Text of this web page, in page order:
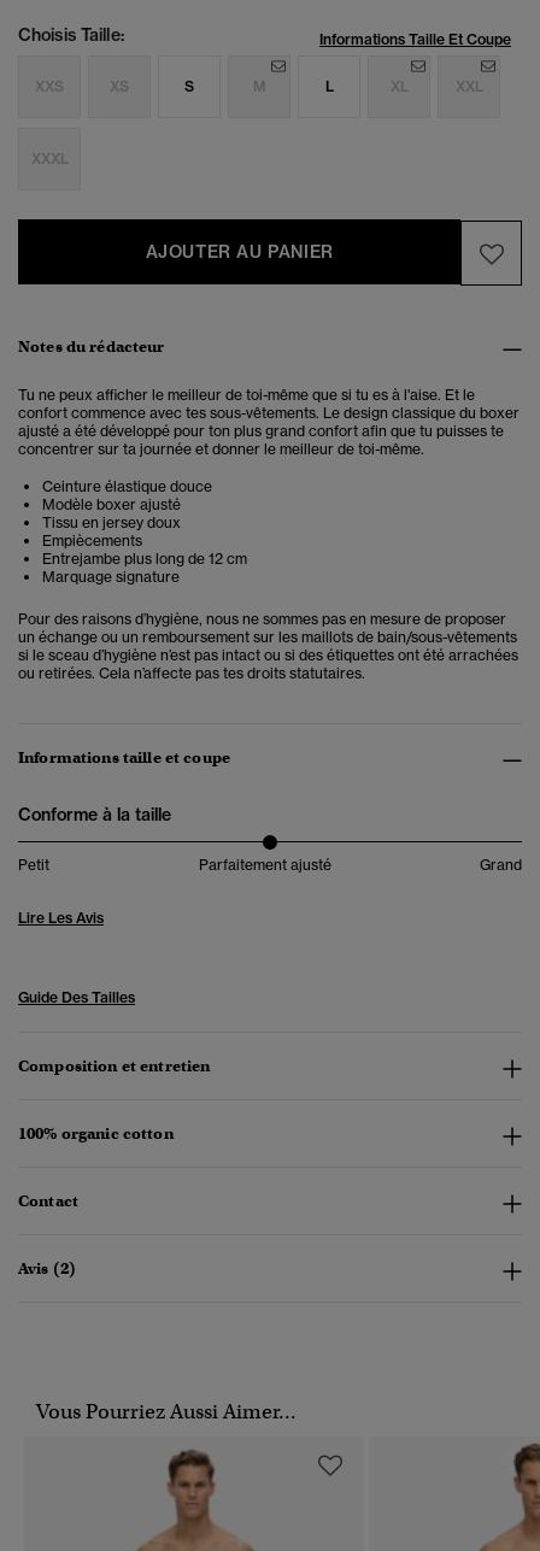
Choisis Taille: Informations Taille Et Coupe
XXS XS S M L XL XXL
XXXL
AJOUTER AU PANIER
Notes du rédacteur
Tu ne peux afficher le meilleur de toi-même que si tu es à l'aise. Et le
confort commence avec tes sous-vêtements. Le design classique du boxer
ajusté a été développé pour ton plus grand confort afin que tu puisses te
concentrer sur ta journée et donner le meilleur de toi-même.
Ceinture élastique douce
Modèle boxer ajusté
Tissu en jersey doux
Empiècements
Entrejambe plus long de 12 cm
Marquage signature
Pour des raisons d’hygiène, nous ne sommes pas en mesure de proposer
un échange ou un remboursement sur les maillots de bain/sous-vêtements
si le sceau d’hygiène n’est pas intact ou si des étiquettes ont été arrachées
ou retirées. Cela n’affecte pas tes droits statutaires.
Informations taille et coupe
Conforme à la taille
Petit Parfaitement ajusté Grand
Lire Les Avis
Guide Des Tailles
Composition et entretien
100% organic cotton
Contact
Avis (2)
Vous Pourriez Aussi Aimer...